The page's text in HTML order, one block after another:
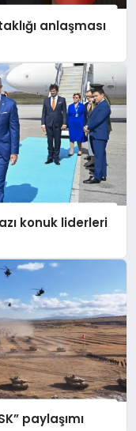
anlaşması
konuk liderleri
paylaşımı